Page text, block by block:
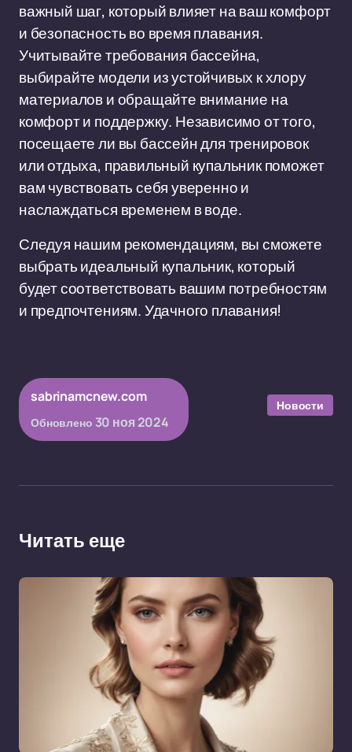
важный шаг, который влияет на ваш комфорт
и безопасность во время плавания.
Учитывайте требования бассейна,
выбирайте модели из устойчивых к хлору
материалов и обращайте внимание на
комфорт и поддержку. Независимо от того,
посещаете ли вы бассейн для тренировок
или отдыха, правильный купальник поможет
вам чувствовать себя уверенно и
наслаждаться временем в воде.
Следуя нашим рекомендациям, вы сможете
выбрать идеальный купальник, который
будет соответствовать вашим потребностям
и предпочтениям. Удачного плавания!
sabrinamcnew.com
Обновлено 30 ноя 2024
Новости
Читать еще